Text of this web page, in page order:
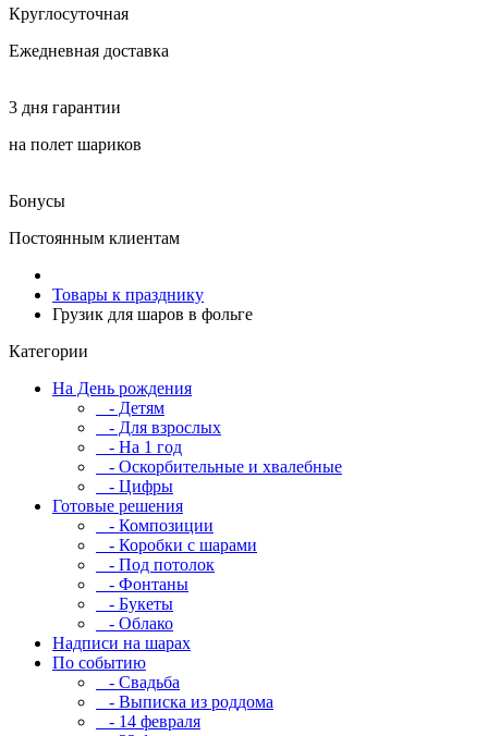
Круглосуточная
Ежедневная доставка
3 дня гарантии
на полет шариков
Бонусы
Постоянным клиентам
Товары к празднику
Грузик для шаров в фольге
Категории
На День рождения
- Детям
- Для взрослых
- На 1 год
- Оскорбительные и хвалебные
- Цифры
Готовые решения
- Композиции
- Коробки с шарами
- Под потолок
- Фонтаны
- Букеты
- Облако
Надписи на шарах
По событию
- Свадьба
- Выписка из роддома
- 14 февраля